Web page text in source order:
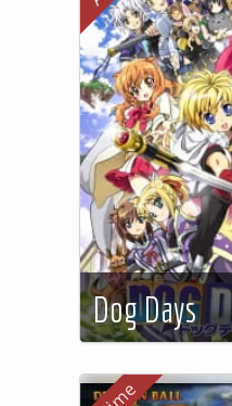
Dog Days